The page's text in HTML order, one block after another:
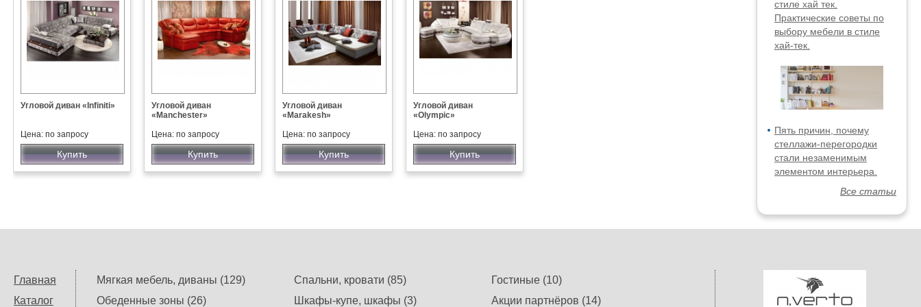
стиле хай тек.
Практические советы по
выбору мебели в стиле
хай-тек.
Пять причин, почему
стеллажи-перегородки
стали незаменимым
элементом интерьера.
Все статьи
Угловой диван «Infiniti»
Цена: по запросу
Купить
Угловой диван
«Manchester»
Цена: по запросу
Купить
Угловой диван
«Marakesh»
Цена: по запросу
Купить
Угловой диван
«Olympic»
Цена: по запросу
Купить
Главная
Каталог
Мягкая мебель, диваны (129) Спальни, кровати (85)
Гостиные (10)
Обеденные зоны (26)
Шкафы-купе, шкафы (3) Акции партнёров (14)